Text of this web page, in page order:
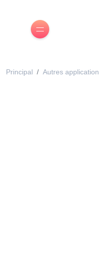
Principal Autres